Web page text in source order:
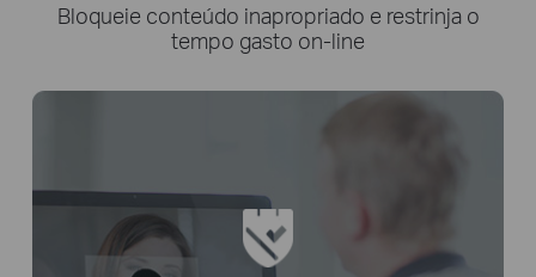
Bloqueie conteúdo inapropriado e restrinja o
tempo gasto on-line